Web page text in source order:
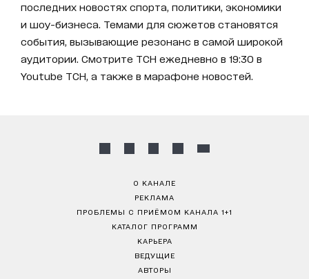
последних новостях спорта, политики, экономики
и шоу-бизнеса. Темами для сюжетов становятся
события, вызывающие резонанс в самой широкой
аудитории. Смотрите ТСН ежедневно в 19:30 в
Youtube ТСН, а также в марафоне новостей.
О КАНАЛЕ
РЕКЛАМА
ПРОБЛЕМЫ С ПРИЁМОМ КАНАЛА 1+1
КАТАЛОГ ПРОГРАММ
КАРЬЕРА
ВЕДУЩИЕ
АВТОРЫ